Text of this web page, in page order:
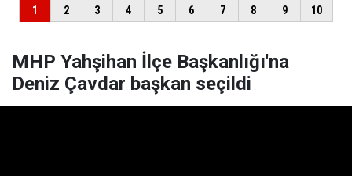
MHP Yahşihan İlçe Başkanlığı'na
Deniz Çavdar başkan seçildi